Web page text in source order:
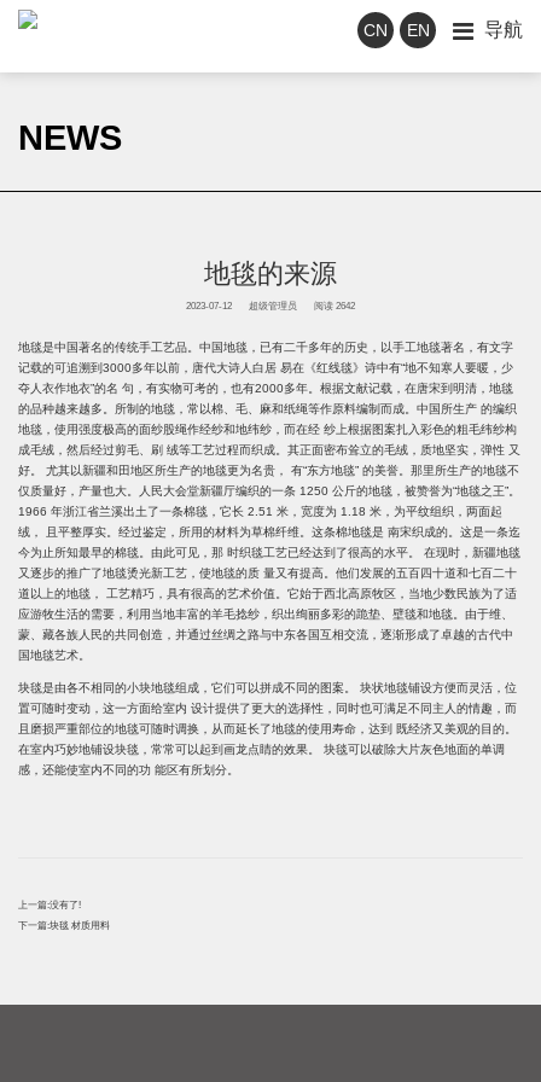
CN EN 导航
NEWS
地毯的来源
2023-07-12 超级管理员 阅读 2642
地毯是中国著名的传统手工艺品。中国地毯，已有二千多年的历史，以手工地毯著名，有文字
记载的可追溯到3000多年以前，唐代大诗人白居 易在《红线毯》诗中有“地不知寒人要暖，少
夺人衣作地衣”的名 句，有实物可考的，也有2000多年。根据文献记载，在唐宋到明清，地毯
的品种越来越多。所制的地毯，常以棉、毛、麻和纸绳等作原料编制而成。中国所生产 的编织
地毯，使用强度极高的面纱股绳作经纱和地纬纱，而在经 纱上根据图案扎入彩色的粗毛纬纱构
成毛绒，然后经过剪毛、刷 绒等工艺过程而织成。其正面密布耸立的毛绒，质地坚实，弹性 又
好。 尤其以新疆和田地区所生产的地毯更为名贵， 有“东方地毯” 的美誉。那里所生产的地毯不
仅质量好，产量也大。人民大会堂新疆厅编织的一条 1250 公斤的地毯，被赞誉为“地毯之王”。
1966 年浙江省兰溪出土了一条棉毯，它长 2.51 米，宽度为 1.18 米，为平纹组织，两面起
绒， 且平整厚实。经过鉴定，所用的材料为草棉纤维。这条棉地毯是 南宋织成的。这是一条迄
今为止所知最早的棉毯。由此可见，那 时织毯工艺已经达到了很高的水平。 在现时，新疆地毯
又逐步的推广了地毯烫光新工艺，使地毯的质 量又有提高。他们发展的五百四十道和七百二十
道以上的地毯， 工艺精巧，具有很高的艺术价值。它始于西北高原牧区，当地少数民族为了适
应游牧生活的需要，利用当地丰富的羊毛捻纱，织出绚丽多彩的跪垫、壁毯和地毯。由于维、
蒙、藏各族人民的共同创造，并通过丝绸之路与中东各国互相交流，逐渐形成了卓越的古代中
国地毯艺术。
块毯是由各不相同的小块地毯组成，它们可以拼成不同的图案。 块状地毯铺设方便而灵活，位
置可随时变动，这一方面给室内 设计提供了更大的选择性，同时也可满足不同主人的情趣，而
且磨损严重部位的地毯可随时调换，从而延长了地毯的使用寿命，达到 既经济又美观的目的。
在室内巧妙地铺设块毯，常常可以起到画龙点睛的效果。 块毯可以破除大片灰色地面的单调
感，还能使室内不同的功 能区有所划分。
上一篇:没有了!
下一篇:块毯 材质用料